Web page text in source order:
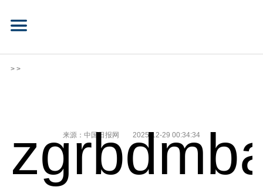
> >
来源：中国日报网 2025-12-29 00:34:34